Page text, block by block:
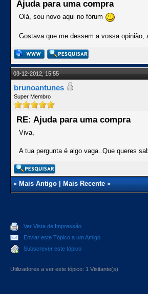
Ajuda para uma compra
Olá, sou novo aqui no fórum
Gostava que me dessem a vossa
03-12-2012, 15:55
brunoantunes
Super Membro
RE: Ajuda para uma compra
Viva,
A tua pergunta é algo vaga..Que queres
«Mais Antigo|Mais Recente»
Ver Vista de Impressão
Enviar este Tópico a um Amigo
Subscrever este tópico
Utilizadores a ver este tópico: 1 Visitante(s)